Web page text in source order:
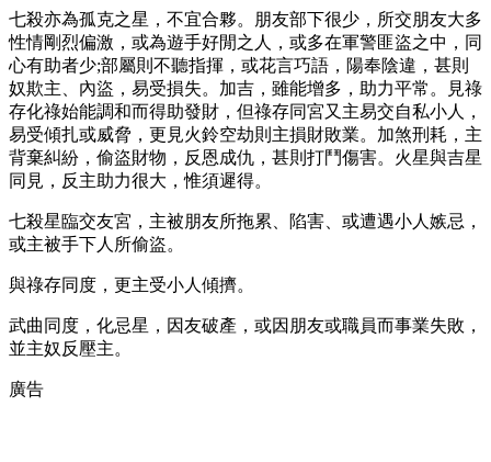
七殺亦為孤克之星，不宜合夥。朋友部下很少，所交朋友大多
性情剛烈偏激，或為遊手好閒之人，或多在軍警匪盜之中，同
心有助者少;部屬則不聽指揮，或花言巧語，陽奉陰違，甚則
奴欺主、內盜，易受損失。加吉，雖能增多，助力平常。見祿
存化祿始能調和而得助發財，但祿存同宮又主易交自私小人，
易受傾扎或威脅，更見火鈴空劫則主損財敗業。加煞刑耗，主
背棄糾紛，偷盜財物，反恩成仇，甚則打鬥傷害。火星與吉星
同見，反主助力很大，惟須遲得。
七殺星臨交友宮，主被朋友所拖累、陷害、或遭遇小人嫉忌，
或主被手下人所偷盜。
與祿存同度，更主受小人傾擠。
武曲同度，化忌星，因友破產，或因朋友或職員而事業失敗，
並主奴反壓主。
廣告